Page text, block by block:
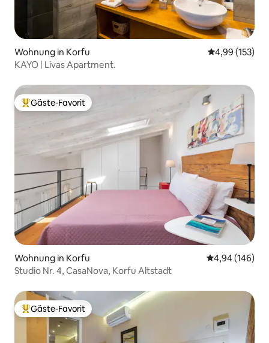
Wohnung in Korfu
4,99 (153)
KAYO | Livas Apartment.
Beliebter Gäste-Favorit.
Gäste-Favorit
Wohnung in Korfu
4,94 (146)
Studio Nr. 4, CasaNova, Korfu Altstadt
Beliebter Gäste-Favorit.
Gäste-Favorit